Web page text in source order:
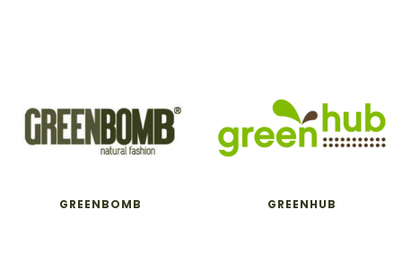
GREENBOMB GREENHUB